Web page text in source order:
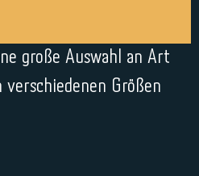
große Auswahl an Art
verschiedenen Größen